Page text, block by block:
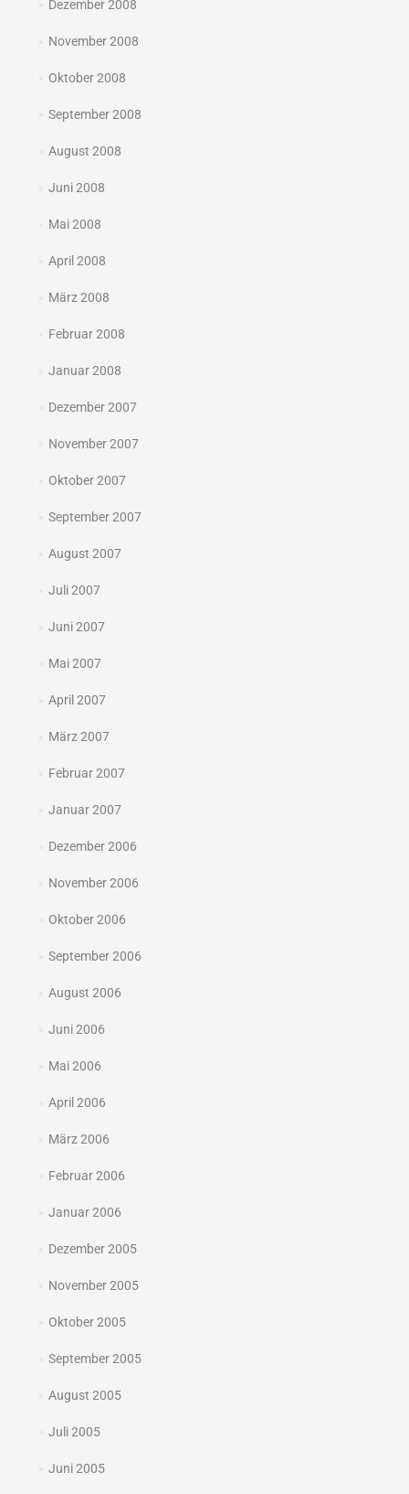
Dezember 2008
November 2008
Oktober 2008
September 2008
August 2008
Juni 2008
Mai 2008
April 2008
März 2008
Februar 2008
Januar 2008
Dezember 2007
November 2007
Oktober 2007
September 2007
August 2007
Juli 2007
Juni 2007
Mai 2007
April 2007
März 2007
Februar 2007
Januar 2007
Dezember 2006
November 2006
Oktober 2006
September 2006
August 2006
Juni 2006
Mai 2006
April 2006
März 2006
Februar 2006
Januar 2006
Dezember 2005
November 2005
Oktober 2005
September 2005
August 2005
Juli 2005
Juni 2005